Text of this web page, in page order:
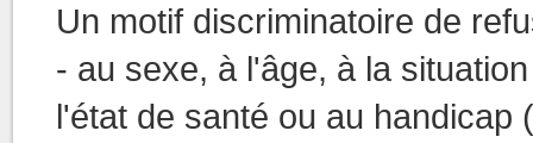
Un motif discriminatoire de
- au sexe, à l'âge, à la
l'état de santé ou au handicap